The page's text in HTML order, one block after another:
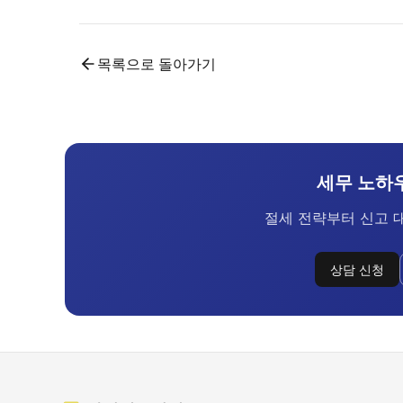
목록으로 돌아가기
세무 노하
절세 전략부터 신고
상담 신청